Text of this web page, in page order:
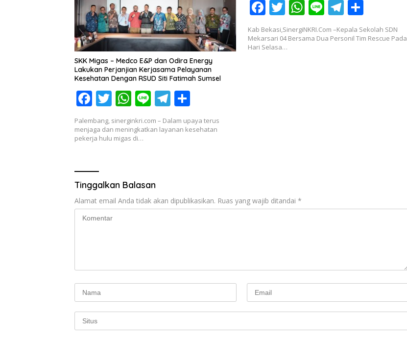
SKK Migas – Medco E&P dan Odira Energy
Lakukan Perjanjian Kerjasama Pelayanan
Kesehatan Dengan RSUD Siti Fatimah Sumsel
F
ac
e
b
o
k
T
w
itt
er
W
h
at
s
p
p
Li
n
e
T
el
e
h
ar
Palembang, sinerginkri.com – Dalam upaya terus
menjaga dan meningkatkan layanan kesehatan
pekerja hulu migas di…
F
ac
e
b
T
w
itt
er
W
h
at
Li
n
e
T
el
e
S
h
ar
Kab Bekasi,SinergiNKRI.Com –Kepala Sekolah SDN
Mekarsari 04 Bersama Dua Personil Tim Rescue Pada
Hari Selasa…
Tinggalkan Balasan
Alamat email Anda tidak akan dipublikasikan. Ruas yang wajib ditandai *